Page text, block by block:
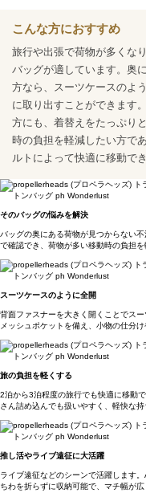
こんな方におすすめ
旅行や出張で荷物が多くな
バッグが適しています。奥
方なら、スーツケースのよ
に取り出すことができます
方にも、着替えをたっぷり
時の負担を軽減したい方で
ルトによって快適に移動でき
そのバッグの悩みを解決
バッグの奥にある荷物が見つからない
で確認でき、荷物が多い移動時の負担を
スーツケースのように全開
背面ファスナーを大きく開くことでス
メッシュポケットを備え、小物の仕分
旅の負担を軽くする
2泊から3泊程度の旅行でも快適に移動
さん詰め込んでも扱いやすく、軽快な持
推し活やライブ遠征に大活躍
ライブ遠征などのシーンで活躍します
ちわを折らずに収納可能で、マチ幅が広